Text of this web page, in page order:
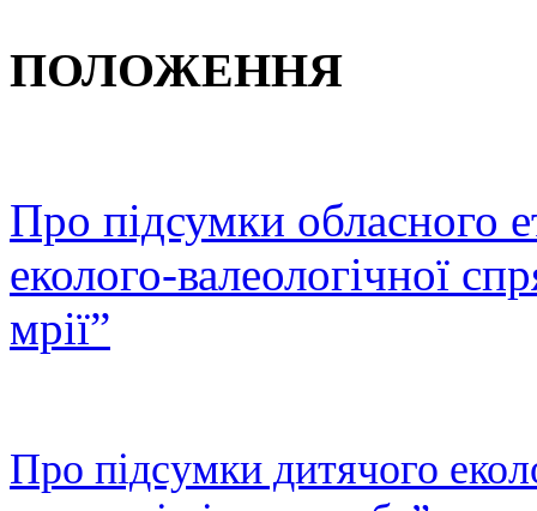
ПОЛОЖЕННЯ
Про підсумки обласного
еколого-валеологічної
мрії”
Про підсумки дитячого